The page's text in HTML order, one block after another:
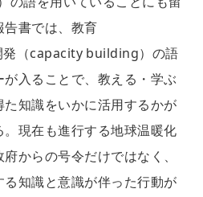
書では、教育
発（capacity building）の語
入ることで、教える・学ぶ
知識をいかに活用するかが
現在も進行する地球温暖化
からの号令だけではなく、
知識と意識が伴った行動が